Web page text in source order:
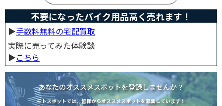
不要になったバイク用品高く売れます！
▶︎手数料無料の宅配買取
実際に売ってみた体験談
▶︎こちら
あなたのオススメスポットを登録しませんか？
モトスポットでは、皆様からオススメスポットを募集しています！